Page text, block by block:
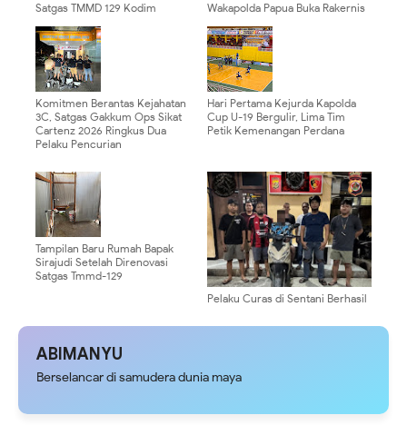
Satgas TMMD 129 Kodim
Baru
Wakapolda Papua Buka Rakernis
Tata Kelola Keuangan Polri yang
Transparan dan Akuntabel
Komitmen Berantas Kejahatan
3C, Satgas Gakkum Ops Sikat
Cartenz 2026 Ringkus Dua
Pelaku Pencurian
Hari Pertama Kejurda Kapolda
Cup U-19 Bergulir, Lima Tim
Petik Kemenangan Perdana
Tampilan Baru Rumah Bapak
Sirajudi Setelah Direnovasi
Satgas Tmmd-129
Pelaku Curas di Sentani Berhasil
Jayapura Terus Intensifkan
ABIMANYU
Berselancar di samudera dunia maya